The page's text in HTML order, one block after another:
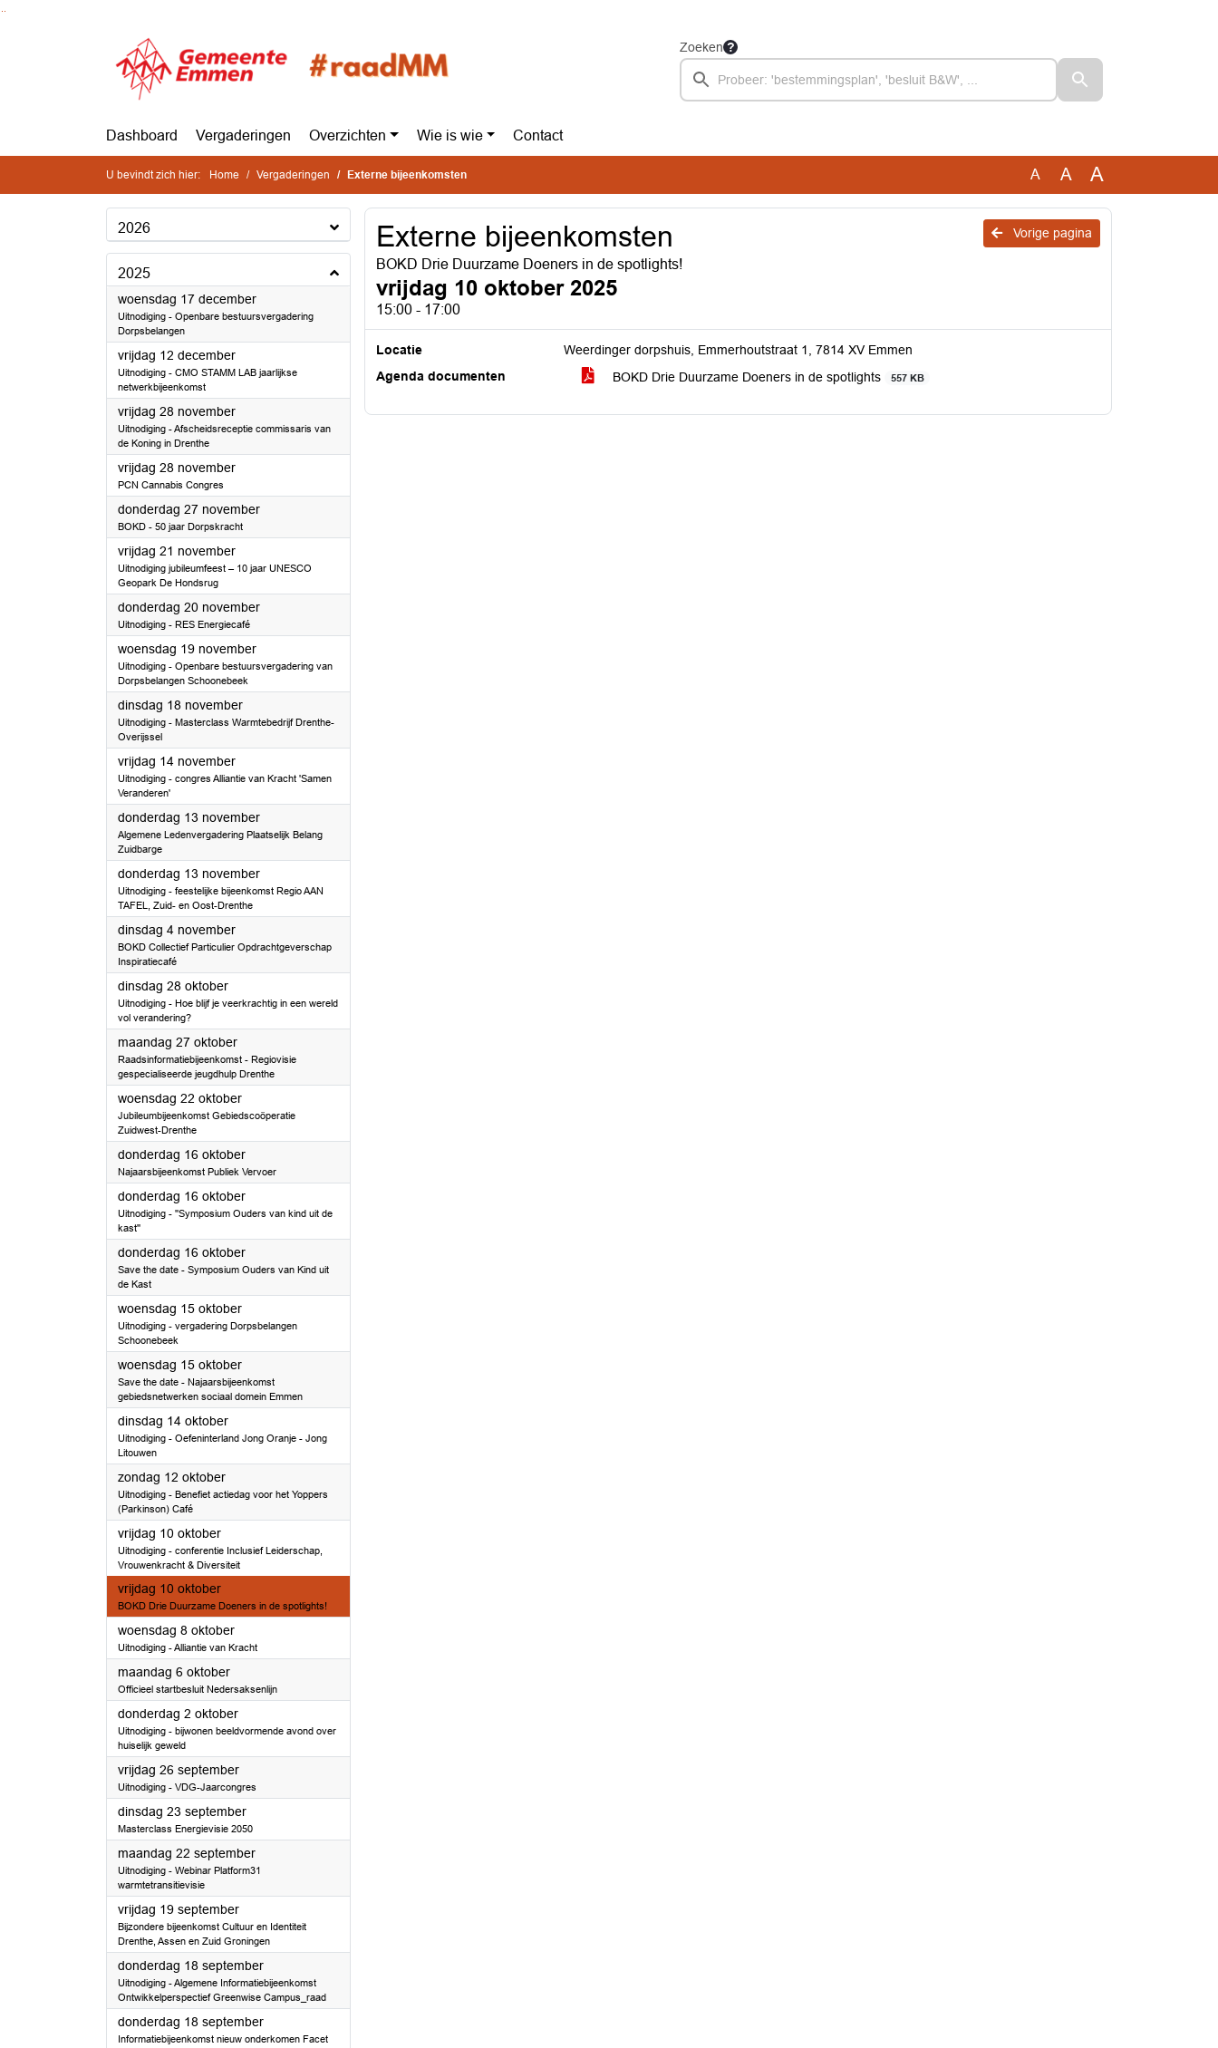
Zoeken
Dashboard Vergaderingen Overzichten Wie is wie Contact
U bevindt zich hier: Home Vergaderingen Externe bijeenkomsten A A A
2026
2025
woensdag 17 december2025
Uitnodiging - Openbare bestuursvergadering
Dorpsbelangen
vrijdag 12 december2025
Uitnodiging - CMO STAMM LAB jaarlijkse
netwerkbijeenkomst
vrijdag 28 november2025
Uitnodiging - Afscheidsreceptie commissaris van
de Koning in Drenthe
vrijdag 28 november2025
PCN Cannabis Congres
donderdag 27 november2025
BOKD - 50 jaar Dorpskracht
vrijdag 21 november2025
Uitnodiging jubileumfeest – 10 jaar UNESCO
Geopark De Hondsrug
donderdag 20 november2025
Uitnodiging - RES Energiecafé
woensdag 19 november2025
Uitnodiging - Openbare bestuursvergadering van
Dorpsbelangen Schoonebeek
dinsdag 18 november2025
Uitnodiging - Masterclass Warmtebedrijf Drenthe-
Overijssel
vrijdag 14 november2025
Uitnodiging - congres Alliantie van Kracht 'Samen
Veranderen'
donderdag 13 november2025
Algemene Ledenvergadering Plaatselijk Belang
Zuidbarge
donderdag 13 november2025
Uitnodiging - feestelijke bijeenkomst Regio AAN
TAFEL, Zuid- en Oost-Drenthe
dinsdag 4 november2025
BOKD Collectief Particulier Opdrachtgeverschap
Inspiratiecafé
dinsdag 28 oktober2025
Uitnodiging - Hoe blijf je veerkrachtig in een wereld
vol verandering?
maandag 27 oktober2025
Raadsinformatiebijeenkomst - Regiovisie
gespecialiseerde jeugdhulp Drenthe
woensdag 22 oktober2025
Jubileumbijeenkomst Gebiedscoöperatie
Zuidwest-Drenthe
donderdag 16 oktober2025
Najaarsbijeenkomst Publiek Vervoer
donderdag 16 oktober2025
Uitnodiging - ''Symposium Ouders van kind uit de
kast''
donderdag 16 oktober2025
Save the date - Symposium Ouders van Kind uit
de Kast
woensdag 15 oktober2025
Uitnodiging - vergadering Dorpsbelangen
Schoonebeek
woensdag 15 oktober2025
Save the date - Najaarsbijeenkomst
gebiedsnetwerken sociaal domein Emmen
dinsdag 14 oktober2025
Uitnodiging - Oefeninterland Jong Oranje - Jong
Litouwen
zondag 12 oktober2025
Uitnodiging - Benefiet actiedag voor het Yoppers
(Parkinson) Café
vrijdag 10 oktober2025
Uitnodiging - conferentie Inclusief Leiderschap,
Vrouwenkracht & Diversiteit
vrijdag 10 oktober2025
BOKD Drie Duurzame Doeners in de spotlights!
woensdag 8 oktober2025
Uitnodiging - Alliantie van Kracht
maandag 6 oktober2025
Officieel startbesluit Nedersaksenlijn
donderdag 2 oktober2025
Uitnodiging - bijwonen beeldvormende avond over
huiselijk geweld
vrijdag 26 september2025
Uitnodiging - VDG-Jaarcongres
dinsdag 23 september2025
Masterclass Energievisie 2050
maandag 22 september2025
Uitnodiging - Webinar Platform31
warmtetransitievisie
vrijdag 19 september2025
Bijzondere bijeenkomst Cultuur en Identiteit
Drenthe, Assen en Zuid Groningen
donderdag 18 september2025
Uitnodiging - Algemene Informatiebijeenkomst
Ontwikkelperspectief Greenwise Campus_raad
donderdag 18 september2025
Informatiebijeenkomst nieuw onderkomen Facet
Vorige pagina
Externe bijeenkomsten
BOKD Drie Duurzame Doeners in de spotlights!
vrijdag 10 oktober 2025
15:00 - 17:00
Locatie
Weerdinger dorpshuis, Emmerhoutstraat 1, 7814 XV Emmen
Agenda documenten
BOKD Drie Duurzame Doeners in de spotlights 557 KB